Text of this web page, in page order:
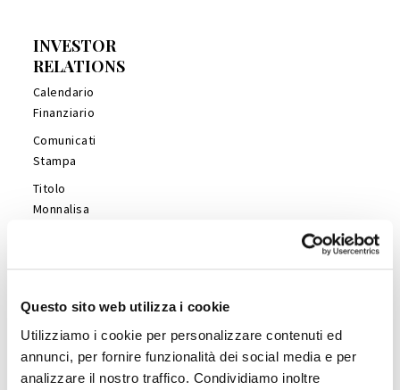
Questo sito web utilizza i cookie
Utilizziamo i cookie per personalizzare contenuti ed
annunci, per fornire funzionalità dei social media e per
analizzare il nostro traffico. Condividiamo inoltre
INVESTOR
RELATIONS
Calendario
Finanziario
Comunicati
Stampa
Titolo
Monnalisa
Presentations
Copertura
Analisti
Company